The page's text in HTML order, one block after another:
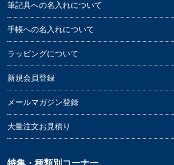
筆記具への名入れについて
手帳への名入れについて
ラッピングについて
新規会員登録
メールマガジン登録
大量注文お見積り
特集・種類別コーナー